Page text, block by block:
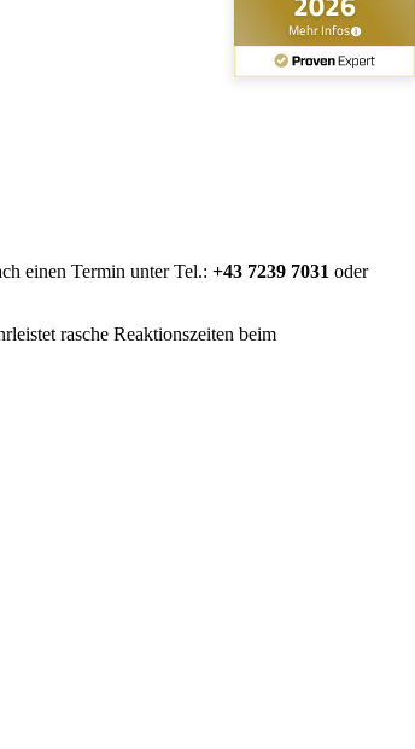
einen Termin unter Tel.: +43 7239 7031 oder
rasche Reaktionszeiten beim